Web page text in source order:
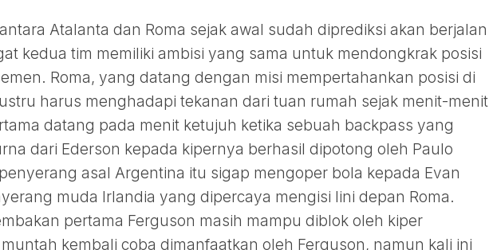
Atalanta dan Roma sejak awal sudah diprediksi akan berjalan
kedua tim memiliki ambisi yang sama untuk mendongkrak posisi
Roma, yang datang dengan misi mempertahankan posisi di
harus menghadapi tekanan dari tuan rumah sejak menit-menit
datang pada menit ketujuh ketika sebuah backpass yang
dari Ederson kepada kipernya berhasil dipotong oleh Paulo
asal Argentina itu sigap mengoper bola kepada Evan
muda Irlandia yang dipercaya mengisi lini depan Roma.
pertama Ferguson masih mampu diblok oleh kiper
kembali coba dimanfaatkan oleh Ferguson, namun kali ini